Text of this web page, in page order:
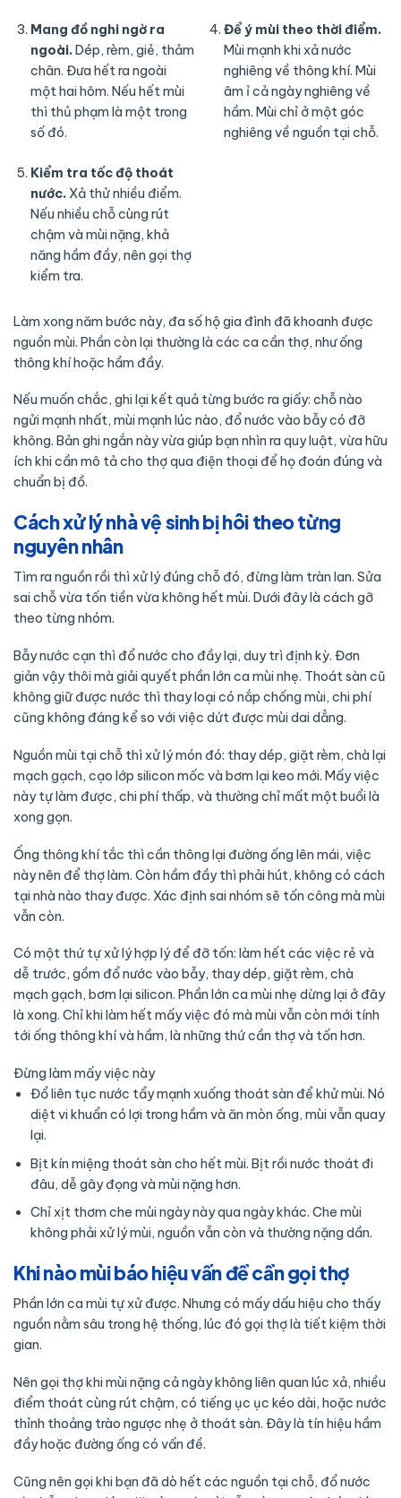
Mang đồ nghi ngờ ra
ngoài.Dép, rèm, giẻ, thảm
chân. Đưa hết ra ngoài
một hai hôm. Nếu hết mùi
thì thủ phạm là một trong
số đó.
Để ý mùi theo thời điểm.
Mùi mạnh khi xả nước
nghiêng về thông khí. Mùi
âm ỉ cả ngày nghiêng về
hầm. Mùi chỉ ở một góc
nghiêng về nguồn tại chỗ.
Kiểm tra tốc độ thoát
nước.Xả thử nhiều điểm.
Nếu nhiều chỗ cùng rút
chậm và mùi nặng, khả
năng hầm đầy, nên gọi thợ
kiểm tra.
Làm xong năm bước này, đa số hộ gia đình đã khoanh được
nguồn mùi. Phần còn lại thường là các ca cần thợ, như ống
thông khí hoặc hầm đầy.
Nếu muốn chắc, ghi lại kết quả từng bước ra giấy: chỗ nào
ngửi mạnh nhất, mùi mạnh lúc nào, đổ nước vào bẫy có đỡ
không. Bản ghi ngắn này vừa giúp bạn nhìn ra quy luật, vừa hữu
ích khi cần mô tả cho thợ qua điện thoại để họ đoán đúng và
chuẩn bị đồ.
Cách xử lý nhà vệ sinh bị hôi theo từng
nguyên nhân
Tìm ra nguồn rồi thì xử lý đúng chỗ đó, đừng làm tràn lan. Sửa
sai chỗ vừa tốn tiền vừa không hết mùi. Dưới đây là cách gỡ
theo từng nhóm.
Bẫy nước cạn thì đổ nước cho đầy lại, duy trì định kỳ. Đơn
giản vậy thôi mà giải quyết phần lớn ca mùi nhẹ. Thoát sàn cũ
không giữ được nước thì thay loại có nắp chống mùi, chi phí
cũng không đáng kể so với việc dứt được mùi dai dẳng.
Nguồn mùi tại chỗ thì xử lý món đó: thay dép, giặt rèm, chà lại
mạch gạch, cạo lớp silicon mốc và bơm lại keo mới. Mấy việc
này tự làm được, chi phí thấp, và thường chỉ mất một buổi là
xong gọn.
Ống thông khí tắc thì cần thông lại đường ống lên mái, việc
này nên để thợ làm. Còn hầm đầy thì phải hút, không có cách
tại nhà nào thay được. Xác định sai nhóm sẽ tốn công mà mùi
vẫn còn.
Có một thứ tự xử lý hợp lý để đỡ tốn: làm hết các việc rẻ và
dễ trước, gồm đổ nước vào bẫy, thay dép, giặt rèm, chà
mạch gạch, bơm lại silicon. Phần lớn ca mùi nhẹ dừng lại ở đây
là xong. Chỉ khi làm hết mấy việc đó mà mùi vẫn còn mới tính
tới ống thông khí và hầm, là những thứ cần thợ và tốn hơn.
Đừng làm mấy việc này
Đổ liên tục nước tẩy mạnh xuống thoát sàn để khử mùi. Nó
diệt vi khuẩn có lợi trong hầm và ăn mòn ống, mùi vẫn quay
lại.
Bịt kín miệng thoát sàn cho hết mùi. Bịt rồi nước thoát đi
đâu, dễ gây đọng và mùi nặng hơn.
Chỉ xịt thơm che mùi ngày này qua ngày khác. Che mùi
không phải xử lý mùi, nguồn vẫn còn và thường nặng dần.
Khi nào mùi báo hiệu vấn đề cần gọi thợ
Phần lớn ca mùi tự xử được. Nhưng có mấy dấu hiệu cho thấy
nguồn nằm sâu trong hệ thống, lúc đó gọi thợ là tiết kiệm thời
gian.
Nên gọi thợ khi mùi nặng cả ngày không liên quan lúc xả, nhiều
điểm thoát cùng rút chậm, có tiếng ục ục kéo dài, hoặc nước
thỉnh thoảng trào ngược nhẹ ở thoát sàn. Đây là tín hiệu hầm
đầy hoặc đường ống có vấn đề.
Cũng nên gọi khi bạn đã dò hết các nguồn tại chỗ, đổ nước